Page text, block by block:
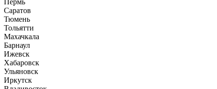
Пермь
Саратов
Тюмень
Тольятти
Махачкала
Барнаул
Ижевск
Хабаровск
Ульяновск
Иркутск